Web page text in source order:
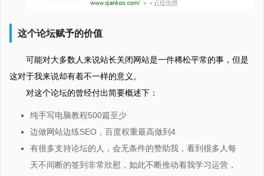
这个论坛赋予的价值
可能对大多数人来说站长关闭网站是一件稀松平常的事，但是
这对于我来说却有着不一样的意义。
对这个论坛的曾经付出简要概述下：
纯手写电脑教程500篇至少
边做网站边练SEO，百度权重最高做到4
有很多支持论坛的人，会无条件的赞助我，看到很多人每
天不间断的签到非常欣慰，如此不断推动着我学习运营，